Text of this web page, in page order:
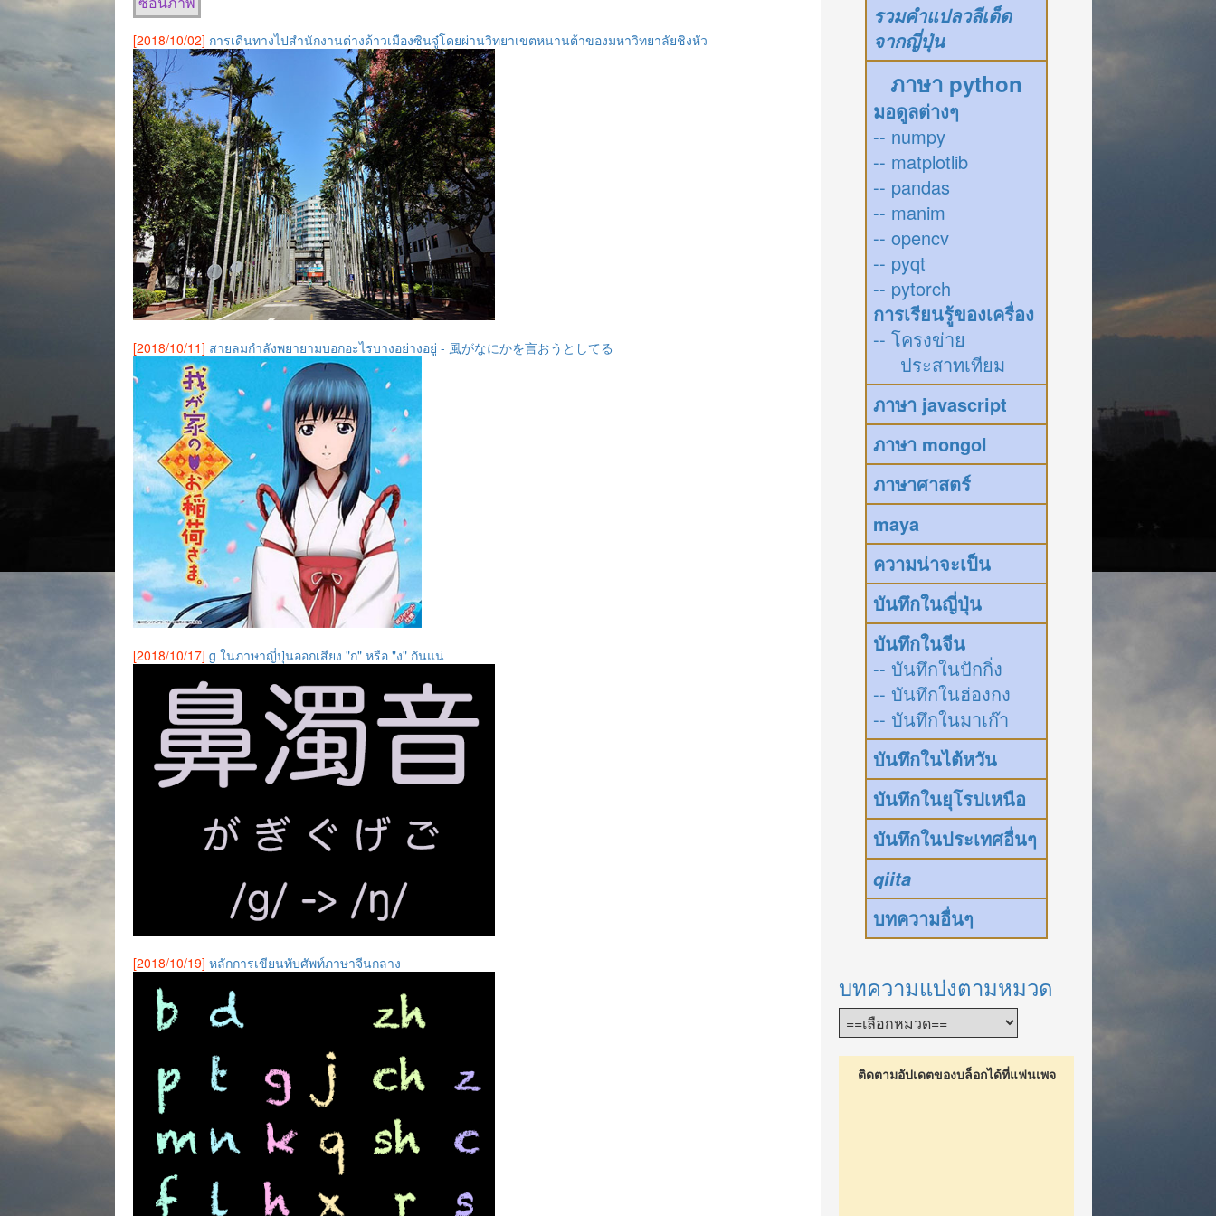
[2018/10/02] การเดินทางไปสำนักงานต่างด้าวเมืองซินจู๋โดยผ่านวิทยาเขตหนานต้าของมหาวิทยาลัยชิงหัว
[2018/10/11] สายลมกำลังพยายามบอกอะไรบางอย่างอยู่ - 風がなにかを言おうとしてる
[2018/10/17] g ในภาษาญี่ปุ่นออกเสียง "ก" หรือ "ง" กันแน่
[2018/10/19] หลักการเขียนทับศัพท์ภาษาจีนกลาง
รวมคำแปลวลีเด็ด
จากญี่ปุ่น
ภาษา python
มอดูลต่างๆ
-- numpy
-- matplotlib
-- pandas
-- manim
-- opencv
-- pyqt
-- pytorch
การเรียนรู้ของเครื่อง
-- โครงข่าย
ประสาทเทียม
ภาษา javascript
ภาษา mongol
ภาษาศาสตร์
maya
ความน่าจะเป็น
บันทึกในญี่ปุ่น
บันทึกในจีน
-- บันทึกในปักกิ่ง
-- บันทึกในฮ่องกง
-- บันทึกในมาเก๊า
บันทึกในไต้หวัน
บันทึกในยุโรปเหนือ
บันทึกในประเทศอื่นๆ
qiita
บทความอื่นๆ
บทความแบ่งตามหมวด
ติดตามอัปเดตของบล็อกได้ที่แฟนเพจ